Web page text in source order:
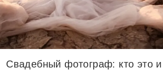
Свадебный фотограф: кто это и